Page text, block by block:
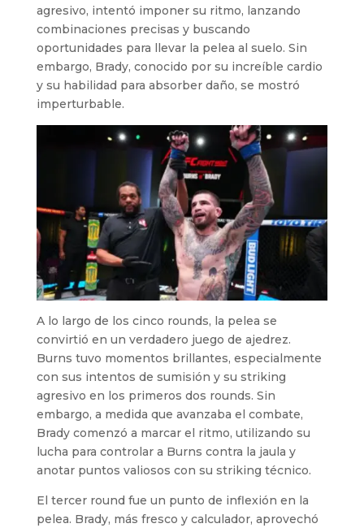
agresivo, intentó imponer su ritmo, lanzando
combinaciones precisas y buscando
oportunidades para llevar la pelea al suelo. Sin
embargo, Brady, conocido por su increíble cardio
y su habilidad para absorber daño, se mostró
imperturbable.
A lo largo de los cinco rounds, la pelea se
convirtió en un verdadero juego de ajedrez.
Burns tuvo momentos brillantes, especialmente
con sus intentos de sumisión y su striking
agresivo en los primeros dos rounds. Sin
embargo, a medida que avanzaba el combate,
Brady comenzó a marcar el ritmo, utilizando su
lucha para controlar a Burns contra la jaula y
anotar puntos valiosos con su striking técnico.
El tercer round fue un punto de inflexión en la
pelea. Brady, más fresco y calculador, aprovechó